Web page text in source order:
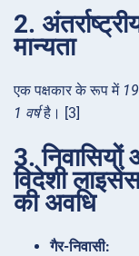
2.
मान्यता
एक पक्षकार के रूप में
1 वर्षहै। [3]
3.
विदेशी
की अवधि
गैर-निवासी: